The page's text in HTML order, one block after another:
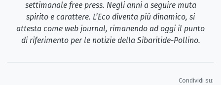
settimanale free press. Negli anni a seguire muta
spirito e carattere. L’Eco diventa più dinamico, si
attesta come web journal, rimanendo ad oggi il punto
di riferimento per le notizie della Sibaritide-Pollino.
Condividi su: